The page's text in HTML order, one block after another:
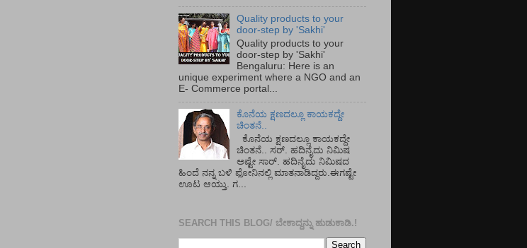
Quality products to your
door-step by 'Sakhi'
Quality products to your
door-step by 'Sakhi'
Bengaluru: Here is an
unique experiment where a NGO and an
E- Commerce portal...
ಕೊನೆಯ ಕ್ಷಣದಲ್ಲೂ ಕಾಯಕದ್ದೇ
ಚಿಂತನೆ..
ಕೊನೆಯ ಕ್ಷಣದಲ್ಲೂ ಕಾಯಕದ್ದೇ
ಚಿಂತನೆ.. ಸರ್.‌ ಹದಿನೈದು ನಿಮಿಷ
ಅಷ್ಟೇ ಸಾರ್.‌ ಹದಿನೈದು ನಿಮಿಷದ
ಹಿಂದೆ ನನ್ನ ಬಳಿ ಫೋನಿನಲ್ಲಿ ಮಾತನಾಡಿದ್ದರು.ಈಗಷ್ಟೇ
ಊಟ ಆಯ್ತು. ಗ...
SEARCH THIS BLOG/ ಬೇಕಾದ್ದನ್ನು ಹುಡುಕಾಡಿ.!